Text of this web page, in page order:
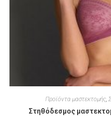
Προϊόντα μαστεκτομής,
Στηθόδεσμος